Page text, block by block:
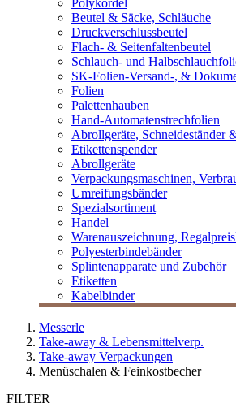
Polykordel
Beutel & Säcke, Schläuche
Druckverschlussbeutel
Flach- & Seitenfaltenbeutel
Schlauch- und
SK-Folien-Versand-, &
Folien
Palettenhauben
Hand-Automatenstrechfolien
Abrollgeräte, Schneideständer
Etikettenspender
Abrollgeräte
Verpackungsmaschinen,
Umreifungsbänder
Spezialsortiment
Handel
Warenauszeichnung,
Polyesterbindebänder
Splintenapparate und Zubehör
Etiketten
Kabelbinder
Messerle
Take-away & Lebensmittelverp.
Take-away Verpackungen
Menüschalen & Feinkostbecher
FILTER